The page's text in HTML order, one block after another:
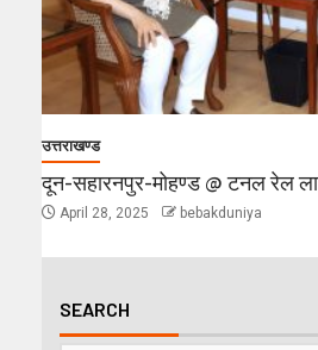
उत्तराखण्ड
दून-सहारनपुर-मोहण्ड @ टनल रेल
April 28, 2025 bebakduniya
SEARCH